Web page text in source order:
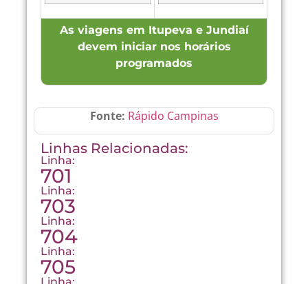
As viagens em Itupeva e Jundiaí
devem iniciar nos horários
programados
Fonte: Rápido Campinas
Linhas Relacionadas:
Linha:
701
Linha:
703
Linha:
704
Linha:
705